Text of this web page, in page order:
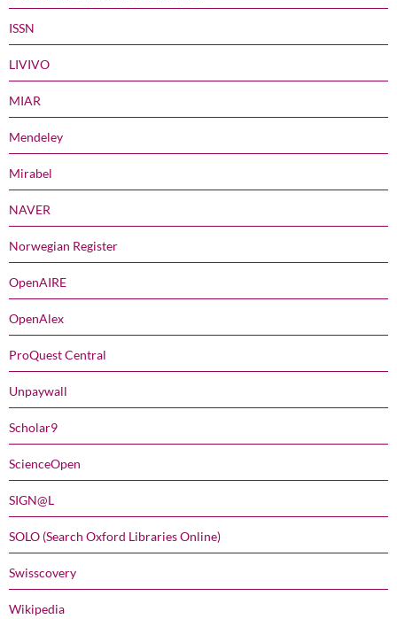
ISSN
LIVIVO
MIAR
Mendeley
Mirabel
NAVER
Norwegian Register
OpenAIRE
OpenAlex
ProQuest Central
Unpaywall
Scholar9
ScienceOpen
SIGN@L
SOLO (Search Oxford Libraries Online)
Swisscovery
Wikipedia